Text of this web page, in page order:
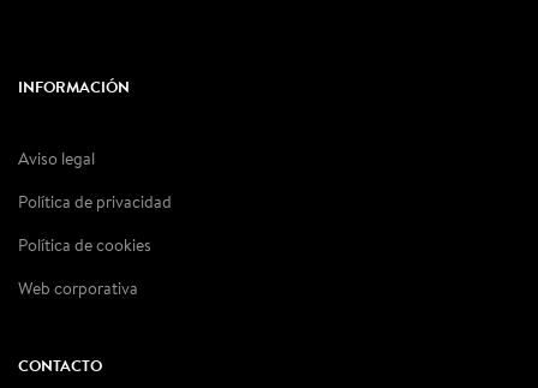
INFORMACIÓN
Aviso legal
Política de privacidad
Política de cookies
Web corporativa
CONTACTO